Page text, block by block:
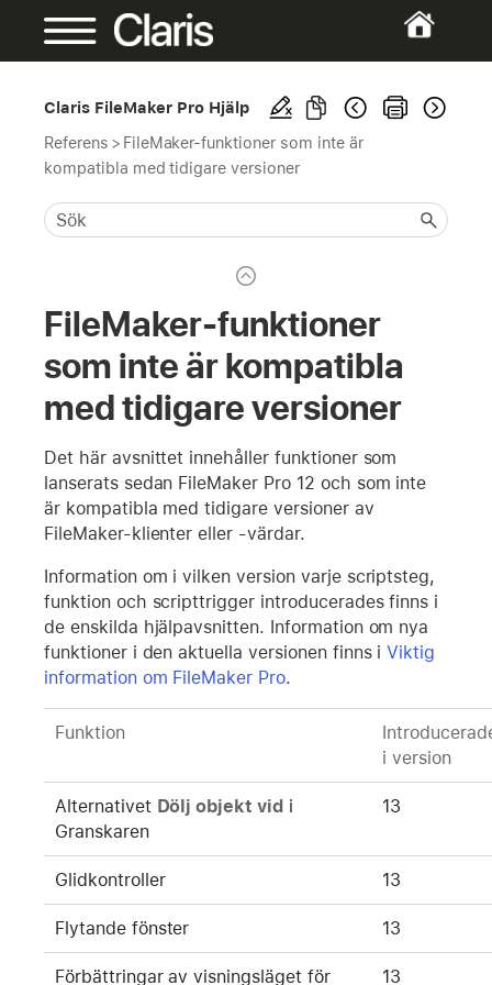
Claris FileMaker Pro Hjälp
Referens > FileMaker-funktioner som inte är
kompatibla med tidigare versioner
FileMaker-funktioner
som inte är kompatibla
med tidigare versioner
Det här avsnittet innehåller funktioner som
lanserats sedan FileMaker Pro 12 och som inte
är kompatibla med tidigare versioner av
FileMaker-klienter eller -värdar.
Information om i vilken version varje scriptsteg,
funktion och scripttrigger introducerades finns i
de enskilda hjälpavsnitten. Information om nya
funktioner i den aktuella versionen finns iViktig
information om FileMaker Pro.
Funktion
i version
Alternativet Dölj objekt vidi
Granskaren
13
Glidkontroller 13
Flytande fönster 13
Förbättringar av visningsläget för 13